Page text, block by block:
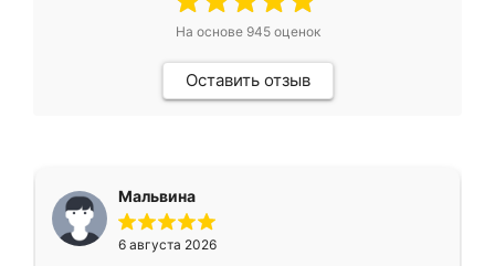
На основе 945оценок
Оставить отзыв
Мальвина
6 августа 2026